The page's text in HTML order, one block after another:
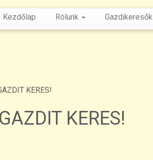
Kezdőlap Rólunk Gazdikeresők
KERES!
KERES!